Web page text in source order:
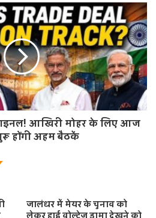
आखिरी मोहर के लिए आज
होंगी अहम बैठकें
जालंधर में मेयर के चुनाव को